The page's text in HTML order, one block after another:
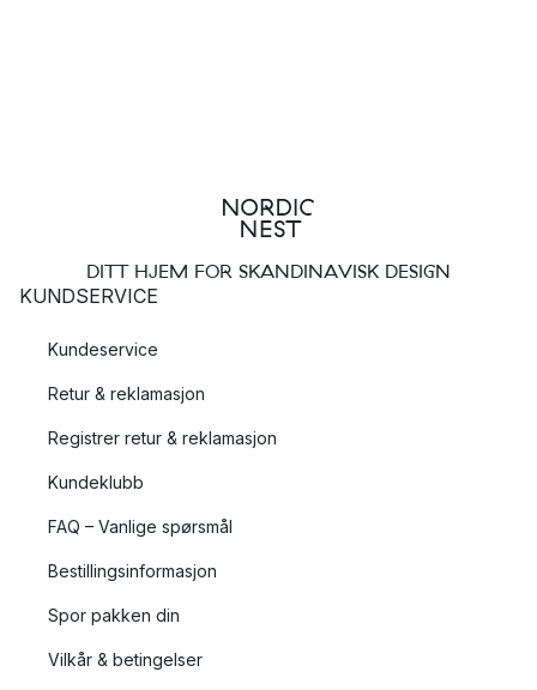
DITT HJEM FOR SKANDINAVISK DESIGN
KUNDSERVICE
Kundeservice
Retur & reklamasjon
Registrer retur & reklamasjon
Kundeklubb
FAQ – Vanlige spørsmål
Bestillingsinformasjon
Spor pakken din
Vilkår & betingelser